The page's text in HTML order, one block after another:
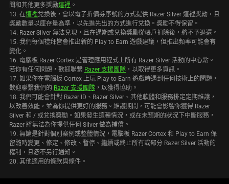
閱和其他更多獎勵這裡 。
13. 在這裡兌換後，會以電子折價券序號的方式提供 Razer Silver 這裡獎勵，且
獎勵數量以庫存量為準，以先進先出的方式進行兌換。獎勵不得保留。
14. Razer Silver 無法兌現，且在過期或兌換獎勵從帳戶扣除後，將不予退還。
15. 我們每個禮拜皆會推出新的 Play to Earn 遊戲建議，但推出頻率可能會有
變化。
16. 電腦板 Razer Cortex 是管理應用程式上所有 Razer Silver 活動的中心點。
若你有任何問題，歡迎聯繫 Razer 支援團隊 ，以取得更多資訊。
17. 如果你在電腦板 Cortex 上玩 Play to Earn 遊戲時遇到任何技術上的問題，
歡迎聯繫我們的 Razer 支援團隊 ，以獲得協助。
18. 我們可能會針對 Razer ID、Razer Silver、其他軟體和服務排定定期維護，
以改善效能，並為你提供更好的服務。維護期間，可能會影響你獲得 Razer
Silver 和 / 或兌換獎勵。如果發生這種情況，或在未預期的狀況下中斷服務，
Razer 將無法為你提供任何 Silver 做為補償。
19. 無論是針對個別案例或整體情況，電腦板 Razer Cortex 和 Play to Earn 保
留隨時變更、修定、修改、暫停、繼續或終止所有或部分 Razer Silver 活動的
權利，且恕不另行通知。
20. 其他適用的條款與條件。